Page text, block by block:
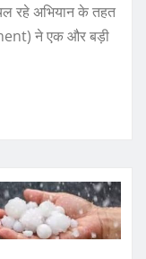
रहे अभियान के तहत
ने एक और बड़ी